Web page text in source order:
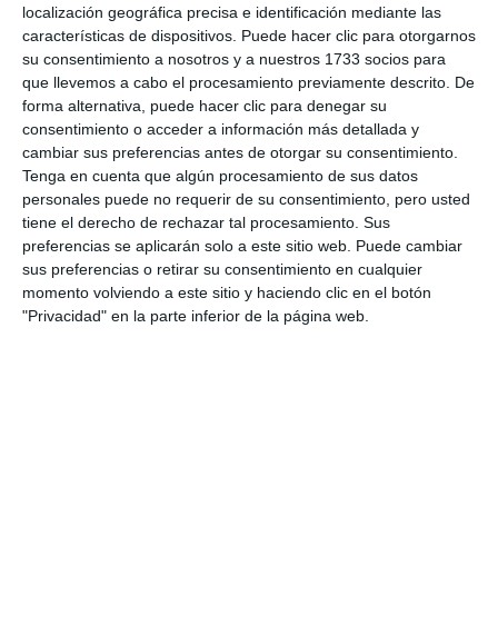
localización geográfica precisa e identificación mediante las
características de dispositivos. Puede hacer clic para otorgarnos
su consentimiento a nosotros y a nuestros 1733 socios para
que llevemos a cabo el procesamiento previamente descrito. De
forma alternativa, puede hacer clic para denegar su
consentimiento o acceder a información más detallada y
cambiar sus preferencias antes de otorgar su consentimiento.
Tenga en cuenta que algún procesamiento de sus datos
personales puede no requerir de su consentimiento, pero usted
tiene el derecho de rechazar tal procesamiento. Sus
preferencias se aplicarán solo a este sitio web. Puede cambiar
sus preferencias o retirar su consentimiento en cualquier
momento volviendo a este sitio y haciendo clic en el botón
"Privacidad" en la parte inferior de la página web.